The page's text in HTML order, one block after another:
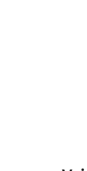
Dias
A
Rei